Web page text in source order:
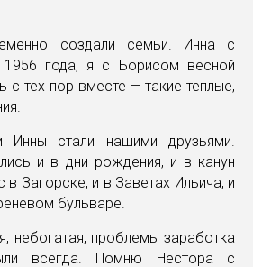
создали семьи. Инна с
года, я с Борисом весной
с тех пор вместе — такие теплые,
Инны стали нашими друзьями.
и в дни рождения, и в канун
в Загорске, и в Заветах Ильича, и
бульваре.
небогатая, проблемы заработка
всегда. Помню Нестора с